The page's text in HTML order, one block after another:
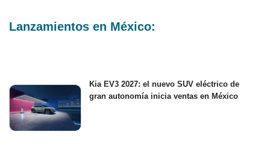
Lanzamientos en México:
Kia EV3 2027: el nuevo SUV eléctrico de
gran autonomía inicia ventas en México